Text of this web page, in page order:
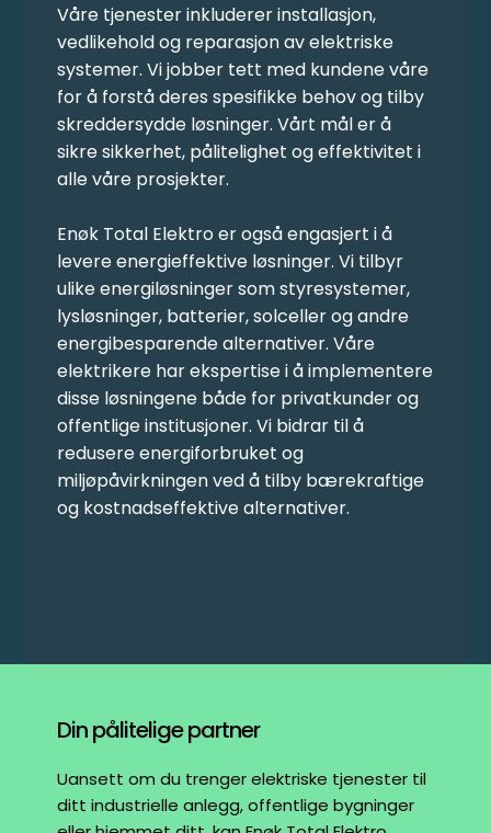
Våre tjenester inkluderer installasjon,
vedlikehold og reparasjon av elektriske
systemer. Vi jobber tett med kundene våre
for å forstå deres spesifikke behov og tilby
skreddersydde løsninger. Vårt mål er å
sikre sikkerhet, pålitelighet og effektivitet i
alle våre prosjekter.
Enøk Total Elektro er også engasjert i å
levere energieffektive løsninger. Vi tilbyr
ulike energiløsninger som styresystemer,
lysløsninger, batterier, solceller og andre
energibesparende alternativer. Våre
elektrikere har ekspertise i å implementere
disse løsningene både for privatkunder og
offentlige institusjoner. Vi bidrar til å
redusere energiforbruket og
miljøpåvirkningen ved å tilby bærekraftige
og kostnadseffektive alternativer.
Din pålitelige partner
Uansett om du trenger elektriske tjenester til
ditt industrielle anlegg, offentlige bygninger